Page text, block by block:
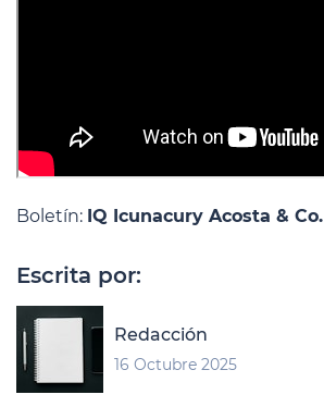
Boletín: IQ Icunacury Acosta & Co.
Escrita por:
Redacción
16 Octubre 2025